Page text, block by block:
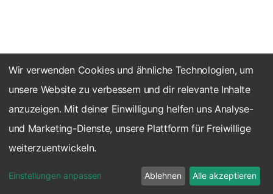
Wir verwenden Cookies und ähnliche Technologien, um
unsere Website zu verbessern und dir relevante Inhalte
anzuzeigen. Mit deiner Einwilligung helfen uns Analyse-
und Marketing-Dienste, unsere Plattform für Freiwillige
weiterzuentwickeln.
Einstellungen anpassen Ablehnen Alle akzeptieren